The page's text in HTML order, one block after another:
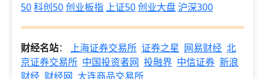
50科创50创业板指 上证50创业大盘沪深300
财经名站： 上海证券交易所 证券之星 网易财经 北
京证券交易所 中国投资者网 投融界 中信证券 新浪
财经 财经网 大连商品交易所